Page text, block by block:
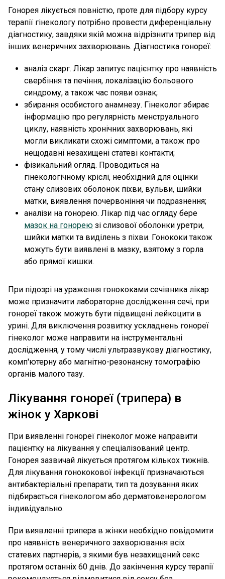
Гонорея лікується повністю, проте для підбору курсу
терапії гінекологу потрібно провести диференціальну
діагностику, завдяки якій можна відрізнити трипер від
інших венеричних захворювань. Діагностика гонореї:
аналіз скарг. Лікар запитує пацієнтку про наявність
свербіння та печіння, локалізацію больового
синдрому, а також час появи ознак;
збирання особистого анамнезу. Гінеколог збирає
інформацію про регулярність менструального
циклу, наявність хронічних захворювань, які
могли викликати схожі симптоми, а також про
нещодавні незахищені статеві контакти;
фізикальний огляд. Проводиться на
гінекологічному кріслі, необхідний для оцінки
стану слизових оболонок піхви, вульви, шийки
матки, виявлення почервоніння чи подразнення;
аналізи на гонорею. Лікар під час огляду бере
мазок на гонорею зі слизової оболонки уретри,
шийки матки та виділень з піхви. Гонококи також
можуть бути виявлені в мазку, взятому з горла
або прямої кишки.
При підозрі на ураження гонококами сечівника лікар
може призначити лабораторне дослідження сечі, при
гонореї також можуть бути підвищені лейкоцити в
урині. Для виключення розвитку ускладнень гонореї
гінеколог може направити на інструментальні
дослідження, у тому числі ультразвукову діагностику,
комп'ютерну або магнітно-резонансну томографію
органів малого тазу.
Лікування гонореї (трипера) в
жінок у Харкові
При виявленні гонореї гінеколог може направити
пацієнтку на лікування у спеціалізований центр.
Гонорея зазвичай лікується протягом кількох тижнів.
Для лікування гонококової інфекції призначаються
антибактеріальні препарати, тип та дозування яких
підбирається гінекологом або дерматовенерологом
індивідуально.
При виявленні трипера в жінки необхідно повідомити
про наявність венеричного захворювання всіх
статевих партнерів, з якими був незахищений секс
протягом останніх 60 днів. До закінчення курсу терапії